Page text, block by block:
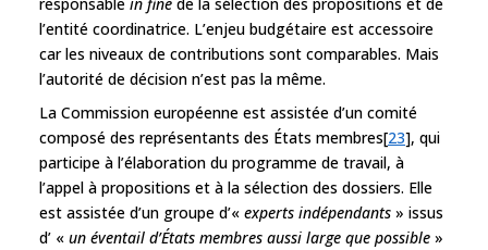
l’entité coordinatrice. L’enjeu budgétaire est accessoire
car les niveaux de contributions sont comparables. Mais
l’autorité de décision n’est pas la même.
La Commission européenne est assistée d’un comité
composé des représentants des États membres[23], qui
participe à l’élaboration du programme de travail, à
l’appel à propositions et à la sélection des dossiers. Elle
est assistée d’un groupe d’« experts indépendants » issus
d’ « un éventail d’États membres aussi large que possible »